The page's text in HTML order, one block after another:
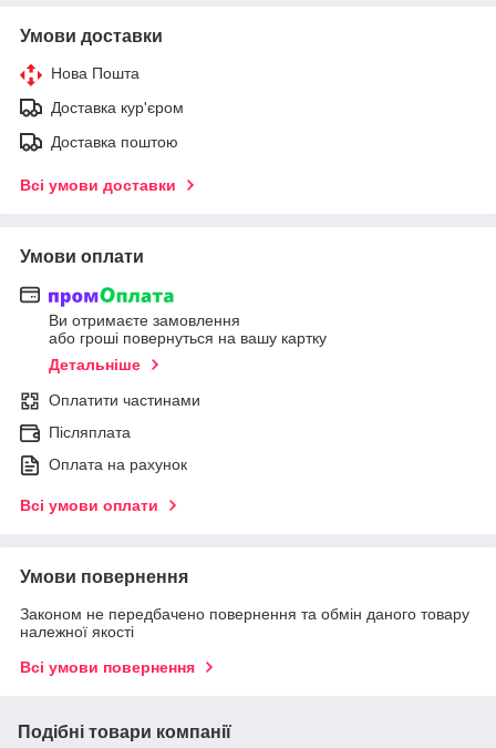
Умови доставки
Нова Пошта
Доставка кур'єром
Доставка поштою
Всі умови доставки
Умови оплати
Ви отримаєте замовлення
або гроші повернуться на вашу картку
Детальніше
Оплатити частинами
Післяплата
Оплата на рахунок
Всі умови оплати
Умови повернення
Законом не передбачено повернення та обмін даного товару
належної якості
Всі умови повернення
Подібні товари компанії